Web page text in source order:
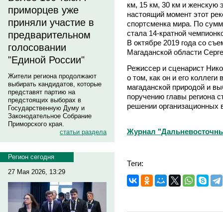
приморцев уже
приняли участие в
предварительном
голосовании
"Единой России"
Жители региона продолжают
выбирать кандидатов, которые
представят партию на
предстоящих выборах в
Государственную Думу и
Законодательное Собрание
Приморского края.
статьи раздела
Регион сегодня
27 Мая 2026, 13:29
км, 15 км, 30 км и женскую
настоящий момент этот
спортсменка мира. По
стала 14-кратной
В октябре 2019 года со
Магаданской области
Режиссер и сценарист
о том, как он и его коллеги
магаданской природой и
поручению главы региона
решении организационных
Журнал
Теги: